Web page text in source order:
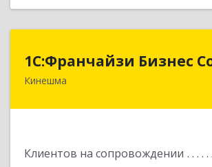
1С:Франчайзи Бизнес
Кинешма
Клиентов на сопровождении
1С:Франчайзи
155800, Ивановская обл, Кинешма